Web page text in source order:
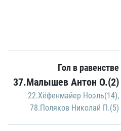
Гол в равенстве
37.Малышев Антон О.(2)
22.Хёфенмайер Ноэль(14),
78.Поляков Николай П.(5)